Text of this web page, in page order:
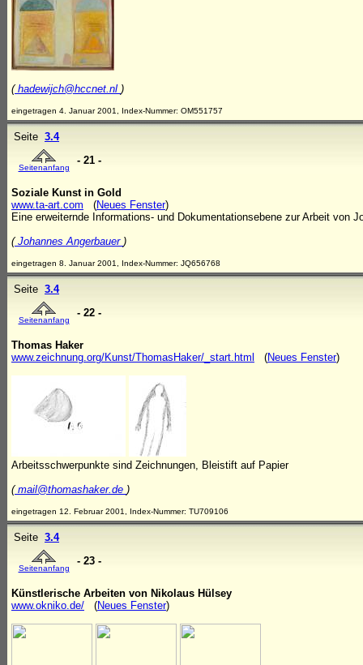
(hadewijch@hccnet.nl )
eingetragen 4. Januar 2001, Index-Nummer: OM551757
Seite 3.4
Seitenanfang
- 21 -
Soziale Kunst in Gold
www.ta-art.com (Neues Fenster)
Eine erweiternde Informations- und Dokumentationsebene zur Arbeit von
(Johannes Angerbauer )
eingetragen 8. Januar 2001, Index-Nummer: JQ656768
Seite 3.4
Seitenanfang
- 22 -
Thomas Haker
www.zeichnung.org/Kunst/ThomasHaker/_start.html
(Neues Fenster)
Arbeitsschwerpunkte sind Zeichnungen, Bleistift auf Papier
(mail@thomashaker.de )
eingetragen 12. Februar 2001, Index-Nummer: TU709106
Seite 3.4
Seitenanfang
- 23 -
Künstlerische Arbeiten von Nikolaus Hülsey
www.okniko.de/ (Neues Fenster)